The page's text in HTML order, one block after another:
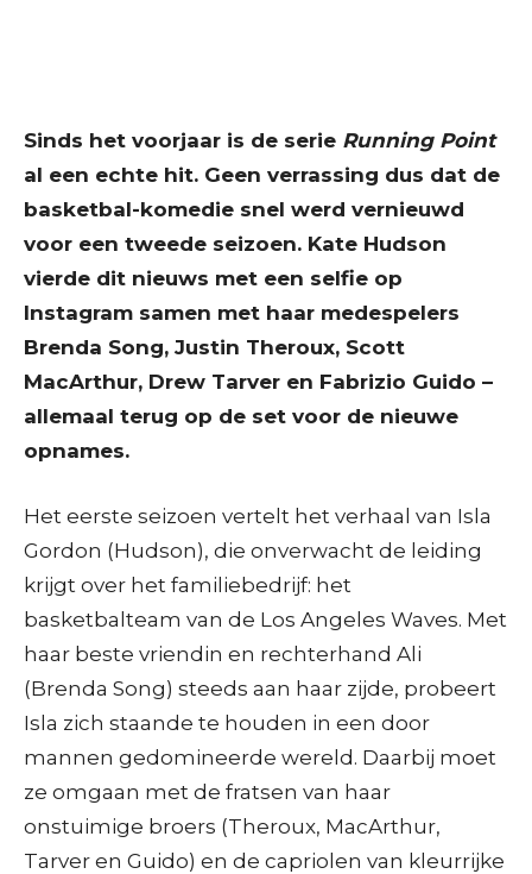
Sinds het voorjaar is de serie Running Point
al een echte hit. Geen verrassing dus dat de
basketbal-komedie snel werd vernieuwd
voor een tweede seizoen. Kate Hudson
vierde dit nieuws met een selfie op
Instagram samen met haar medespelers
Brenda Song, Justin Theroux, Scott
MacArthur, Drew Tarver en Fabrizio Guido –
allemaal terug op de set voor de nieuwe
opnames.
Het eerste seizoen vertelt het verhaal van Isla
Gordon (Hudson), die onverwacht de leiding
krijgt over het familiebedrijf: het
basketbalteam van de Los Angeles Waves. Met
haar beste vriendin en rechterhand Ali
(Brenda Song) steeds aan haar zijde, probeert
Isla zich staande te houden in een door
mannen gedomineerde wereld. Daarbij moet
ze omgaan met de fratsen van haar
onstuimige broers (Theroux, MacArthur,
Tarver en Guido) en de capriolen van kleurrijke